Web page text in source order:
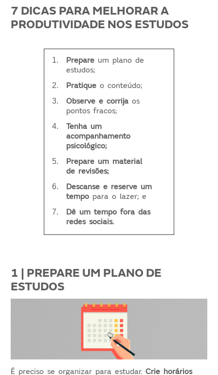
7 DICAS PARA MELHORAR A
PRODUTIVIDADE NOS ESTUDOS
Prepare um plano de
estudos;
Pratique o conteúdo;
Observe e corrija os
pontos fracos;
Tenha um
acompanhamento
psicológico;
Prepare um material
de revisões;
Descanse e reserve um
tempopara o lazer; e
Dê um tempo fora das
redes sociais.
1 | PREPARE UM PLANO DE
ESTUDOS
É preciso se organizar para estudar.Crie horários